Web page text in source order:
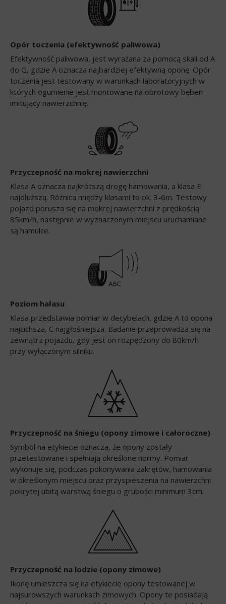
Opór toczenia (efektywność paliwowa)
Efektywność paliwowa, jest wyrażana za pomocą skali od A
do G, gdzie A oznacza najbardziej efektywną oponę. Opór
toczenia jest testowany w warunkach laboratoryjnych w
których ogumienie jest montowane na obrotowy bęben
imitujący nawierzchnię.
Przyczepność na mokrej nawierzchni
Klasa A oznacza najkrótszą drogę hamowania, a klasa E
najdłuższą. Różnica między klasami to ok. 3-6m. Testowy
pojazd porusza się na mokrej nawierzchni z prędkością
85km/h, następnie w wyznaczonym miejscu uruchamiane
są hamulce.
Poziom hałasu
Klasa przedstawia pomiar w decybelach, gdzie A to opona
najcichsza, C najgłośniejsza. Badanie przeprowadza się na
zewnątrz pojazdu, gdy jest on rozpędzony do 80km/h
przy wyłączonym silniku.
Przyczepność na śniegu (opony zimowe i całoroczne)
Symbol na etykiecie oznacza, że opony zostały
przetestowane i spełniają określone normy. Pomiar
wykonuje się, podczas pokonywania zakrętów, hamowania
w określonym miejscu oraz przyspieszenia na nawierzchni
pokrytej ubitą warstwą śniegu o grubości minimum 3cm.
Przyczepność na lodzie (opony zimowe)
Ikonę umieszcza się na etykiecie opony testowanej w
najsurowszych warunkach zimowych. Opony te posiadają